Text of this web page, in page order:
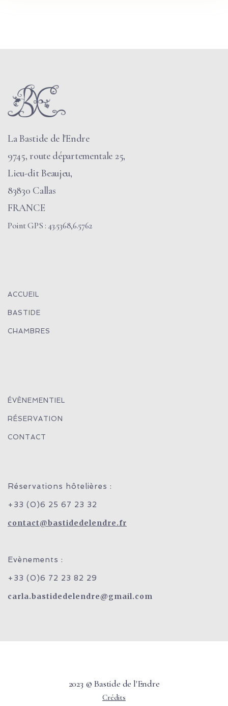
La Bastide de l'Endre
9745, route départementale 25,
Lieu-dit Beaujeu,
83830 Callas
FRANCE
Point GPS : 43.5368,6.5762
ACCUEIL
BASTIDE
CHAMBRES
ÉVÈNEMENTIEL
RÉSERVATION
CONTACT
Réservations hôtelières :
+33 (0)6 25 67 23 32
contact@bastidedelendre.fr
Evènements :
+33 (0)6 72 23 82 29
carla.bastidedelendre@gmail.com
2023 © Bastide de l'Endre
Crédits